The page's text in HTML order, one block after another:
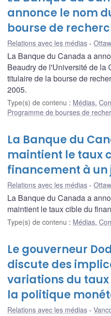
annonce le nom
bourse de
Relations avec les médias
La Banque du Canada a
Beaudry de l'Université de la
titulaire de la bourse de
2005.
Type(s) de contenu : Médias,
Programme de bourses de
La Banque du
maintient le taux
financement à un
Relations avec les médias
La Banque du Canada a
maintient le taux cible du
Type(s) de contenu : Médias,
Le gouverneur
discute des
variations du
la politique
Relations avec les médias